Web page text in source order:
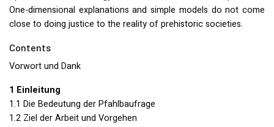
One-dimensional explanations and simple models do not come
close to doing justice to the reality of prehistoric societies.
Contents
Vorwort und Dank
1 Einleitung
1.1 Die Bedeutung der Pfahlbaufrage
1.2 Ziel der Arbeit und Vorgehen